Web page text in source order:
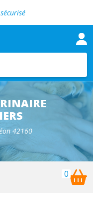
vétérinaire
vétérinaire
vétérinaire
clinique
vétérinaire
42160
0